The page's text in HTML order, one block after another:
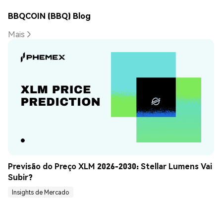
BBQCOIN (BBQ) Blog
Mais
Previsão do Preço XLM 2026-2030: Stellar Lumens Vai
Subir?
Insights de Mercado